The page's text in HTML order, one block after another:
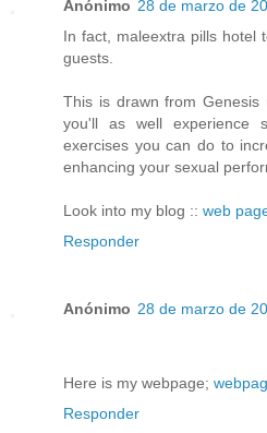
Anónimo 28 de marzo de
In fact, maleextra pills hotel
guests.
This is drawn from Genesis
you'll as well experience
exercises you can do to
enhancing your sexual
Look into my blog :: web
Responder
Anónimo 28 de marzo de
Here is my webpage;
Responder